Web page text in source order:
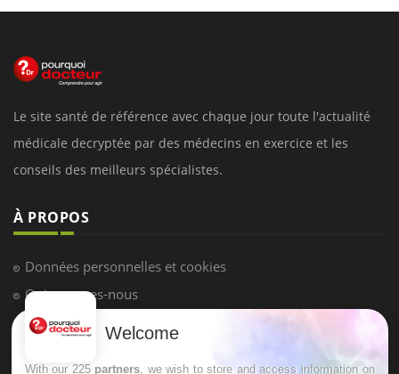
Le site santé de référence avec chaque jour toute l'actualité
médicale decryptée par des médecins en exercice et les
conseils des meilleurs spécialistes.
À PROPOS
Données personnelles et cookies
Qui sommes-nous
Conditions d'utilisation
Welcome
With our 225 partners , we wish to store and access information on